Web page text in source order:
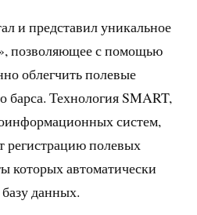
и представил уникальное
позволяющее с помощью
облегчить полевые
барса. Технология SMART,
систем,
регистрацию полевых
которых автоматически
данных.